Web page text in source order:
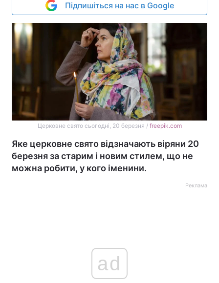
Підпишіться на нас в Google
Церковне свято сьогодні, 20 березня / freepik.com
Яке церковне свято відзначають віряни 20
березня за старим і новим стилем, що не
можна робити, у кого іменини.
Реклама
ad